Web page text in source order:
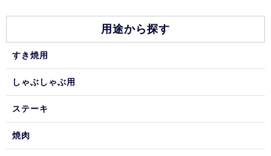
用途から探す
すき焼用
しゃぶしゃぶ用
ステーキ
焼肉